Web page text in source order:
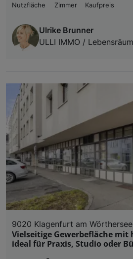
Nutzfläche
Zimmer Kaufpreis
Ulrike Brunner
ULLI IMMO /
9020 Klagenfurt am Wörthersee
Vielseitige Gewerbefläche
ideal für Praxis, Studio oder